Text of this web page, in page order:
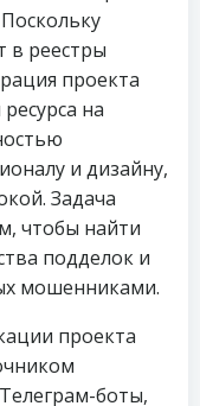
в реестры
проекта
на
и дизайну,
Задача
чтобы найти
подделок и
мошенниками.
проекта
боты,